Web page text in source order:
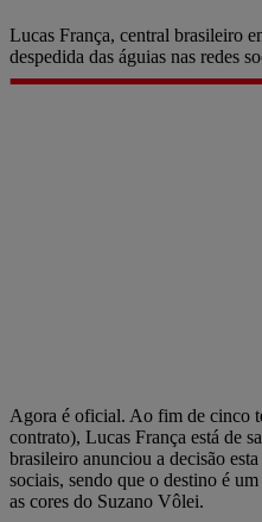
Lucas França, central brasileiro
despedida das águias nas redes
Agora é oficial. Ao fim de cinco
contrato), Lucas França está de
brasileiro anunciou a decisão
sociais, sendo que o destino é
as cores do Suzano Vôlei.